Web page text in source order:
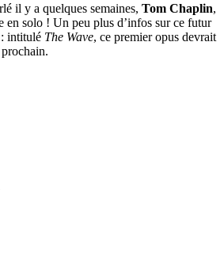
il y a quelques semaines, Tom Chaplin,
en solo ! Un peu plus d’infos sur ce futur
intitulé The Wave, ce premier opus devrait